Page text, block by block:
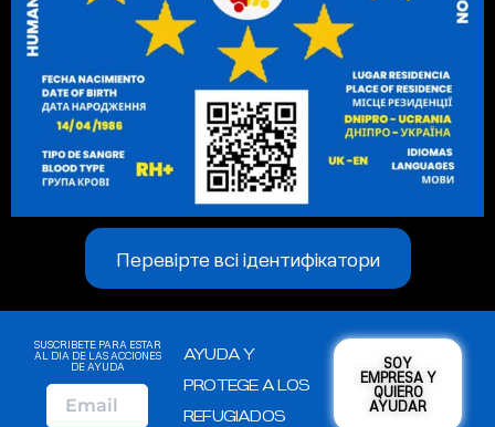
Перевірте всі ідентифікатори
SUSCRIBETE PARA ESTAR
AL DIA DE LAS ACCIONES
DE AYUDA
AYUDA Y
PROTEGE A LOS
REFUGIADOS
SOY
EMPRESA Y
QUIERO
AYUDAR